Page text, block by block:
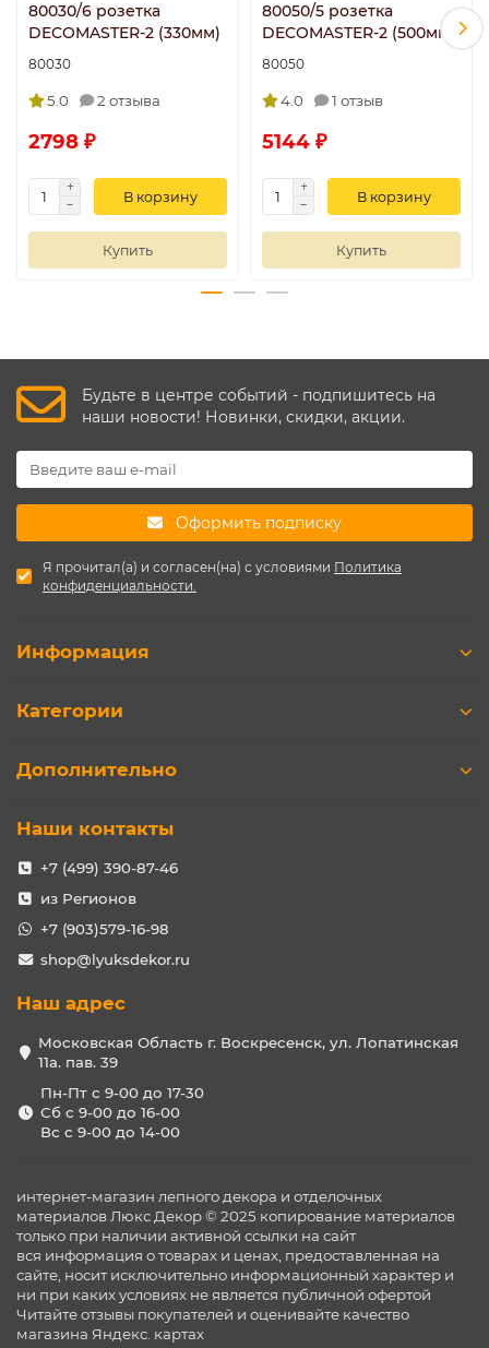
80030/6 розетка
DECOMASTER-2 (330мм)
80030
5.0 2 отзыва
2798 ₽
В корзину
Купить
80050/5 розетка
DECOMASTER-2 (500мм)
80050
4.0 1 отзыв
5144 ₽
В корзину
Купить
Будьте в центре событий - подпишитесь на
наши новости! Новинки, скидки, акции.
Оформить подписку
Я прочитал(а) и согласен(на) с условиями Политика
конфиденциальности.
Информация
Категории
Дополнительно
Наши контакты
+7 (499) 390-87-46
из Регионов
+7 (903)579-16-98
shop@lyuksdekor.ru
Наш адрес
Московская Область г. Воскресенск, ул. Лопатинская
11а. пав. 39
Пн-Пт с 9-00 до 17-30
Сб с 9-00 до 16-00
Вс с 9-00 до 14-00
интернет-магазин лепного декора и отделочных
материалов Люкс Декор © 2025 копирование материалов
только при наличии активной ссылки на сайт
вся информация о товарах и ценах, предоставленная на
сайте, носит исключительно информационный характер и
ни при каких условиях не является публичной офертой
Читайте отзывы покупателей и оценивайте качество
магазина Яндекс. картах